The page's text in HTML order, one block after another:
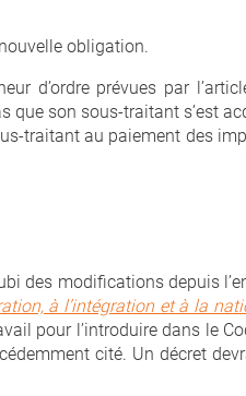
obligation.
d’ordre prévues par
que son sous-traitant s’est
traitant au paiement des
des modifications depuis
à l’intégration et à la
pour l’introduire dans le
cité. Un décret